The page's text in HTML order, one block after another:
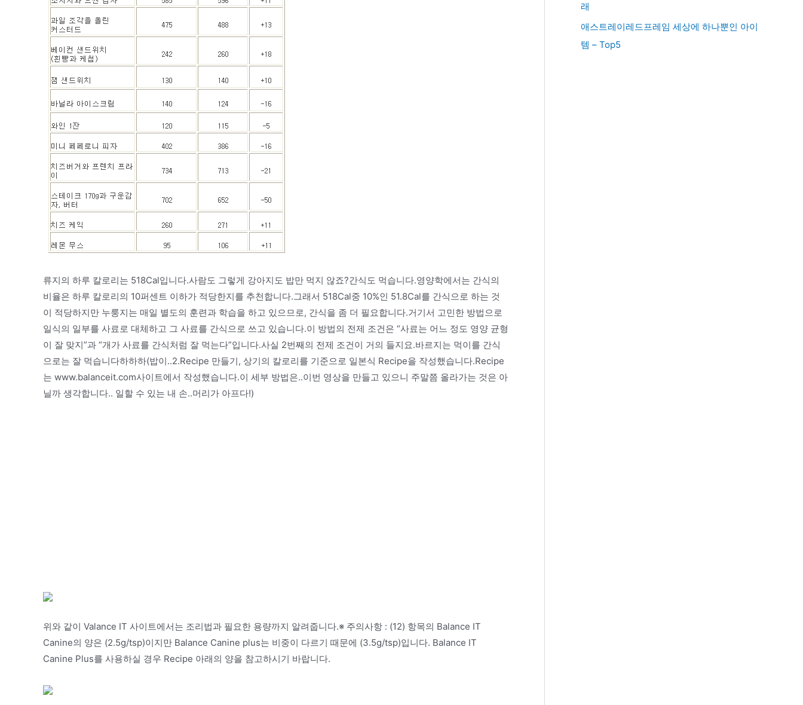
류지의 하루 칼로리는 518Cal입니다.사람도 그렇게 강아지도 밥만 먹지 않죠?간식도 먹습니다.영양학에서는 간식의
비율은 하루 칼로리의 10퍼센트 이하가 적당한지를 추천합니다.그래서 518Cal중 10%인 51.8Cal를 간식으로 하는 것
이 적당하지만 누룽지는 매일 별도의 훈련과 학습을 하고 있으므로, 간식을 좀 더 필요합니다.거기서 고민한 방법으로
일식의 일부를 사료로 대체하고 그 사료를 간식으로 쓰고 있습니다.이 방법의 전제 조건은 “사료는 어느 정도 영양 균형
이 잘 맞지”과 “개가 사료를 간식처럼 잘 먹는다”입니다.사실 2번째의 전제 조건이 거의 들지요.바르지는 먹이를 간식
으로는 잘 먹습니다하하하(밥이..2.Recipe 만들기, 상기의 칼로리를 기준으로 일본식 Recipe을 작성했습니다.Recipe
는 www.balanceit.com사이트에서 작성했습니다.이 세부 방법은..이번 영상을 만들고 있으니 주말쯤 올라가는 것은 아
닐까 생각합니다.. 일할 수 있는 내 손..머리가 아프다!)
위와 같이 Valance IT 사이트에서는 조리법과 필요한 용량까지 알려줍니다.※ 주의사항 : (12) 항목의 Balance IT
Canine의 양은 (2.5g/tsp)이지만 Balance Canine plus는 비중이 다르기 때문에 (3.5g/tsp)입니다. Balance IT
Canine Plus를 사용하실 경우 Recipe 아래의 양을 참고하시기 바랍니다.
래
애스트레이레드프레임 세상에 하나뿐인 아이
템 – Top5